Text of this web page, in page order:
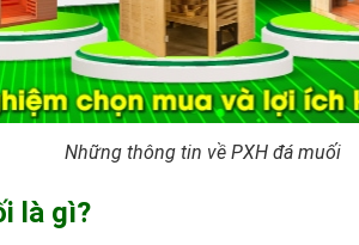
Những thông tin về PXH đá muối
là gì?